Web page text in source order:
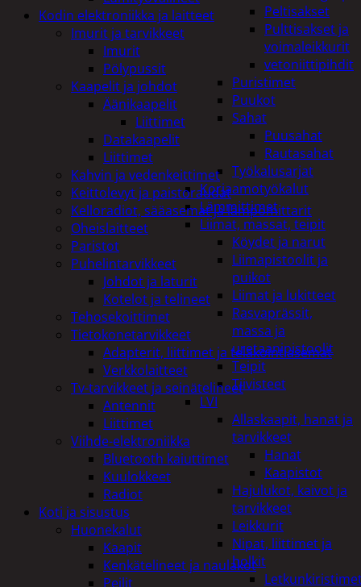
Peltisakset
Pulttisakset ja
voimaleikkurit
vetoniittipihdit
Puristimet
Puukot
Sahat
Puusahat
Rautasahat
Työkalusarjat
Korjaamotyökalut
Lämmittimet
Liimat, massat, teipit
Köydet ja narut
Liimapistoolit ja
puikot
Liimat ja lukitteet
Rasvaprässit,
massa ja
uretaanipistoolit
Teipit
Tiivisteet
LVI
Allaskaapit, hanat ja
tarvikkeet
Hanat
Kaapistot
Hajulukot, kaivot ja
tarvikkeet
Leikkurit
Nipat, liittimet ja
holkit
Kodin elektroniikka ja laitteet
Imurit ja tarvikkeet
Imurit
Pölypussit
Kaapelit ja johdot
Äänikaapelit
Liittimet
Datakaapelit
Liittimet
Kahvin ja vedenkeittimet
Keittolevyt ja paistoraudat
Kelloradiot, sääasemat ja lämpömittarit
Oheislaitteet
Paristot
Puhelintarvikkeet
Johdot ja laturit
Kotelot ja telineet
Tehosekoittimet
Tietokonetarvikkeet
Adapterit, liittimet ja telakointiasemat
Verkkolaitteet
Tv-tarvikkeet ja seinätelineet
Antennit
Liittimet
Viihde-elektroniikka
Bluetooth kaiuttimet
Kuulokkeet
Radiot
Koti ja sisustus
Huonekalut
Kaapit
Kenkätelineet ja naulakot
Peilit